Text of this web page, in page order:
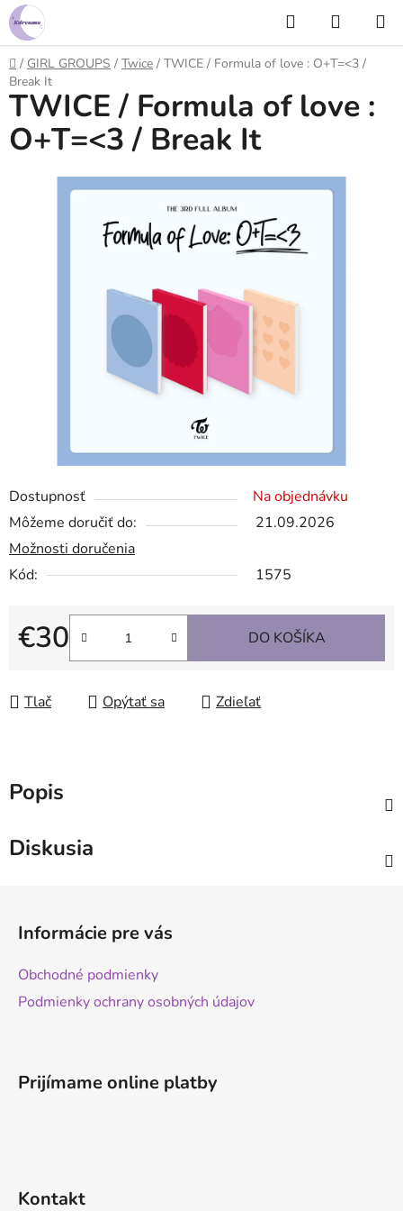
Prejsť
na
obsah
Hľadať
KOŠÍK
Domov
/ GIRL GROUPS / Twice / TWICE / Formula of love : O+T=<3 /
Break It
Dostupnosť
Na objednávku
Môžeme doručiť do:
21.09.2026
Možnosti doručenia
Kód:
1575
€30
Jednotková cena:
DO KOŠÍKA
Tlač Opýtať sa Zdieľať
TWICE / Formula of love :
O+T=<3 / Break It
Popis
Diskusia
Informácie pre vás
Obchodné podmienky
Podmienky ochrany osobných údajov
Prijímame online platby
Kontakt